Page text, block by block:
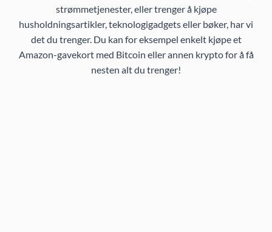
strømmetjenester, eller trenger å kjøpe
husholdningsartikler, teknologigadgets eller bøker, har vi
det du trenger. Du kan for eksempel enkelt kjøpe et
Amazon-gavekort med Bitcoin eller annen krypto for å få
nesten alt du trenger!